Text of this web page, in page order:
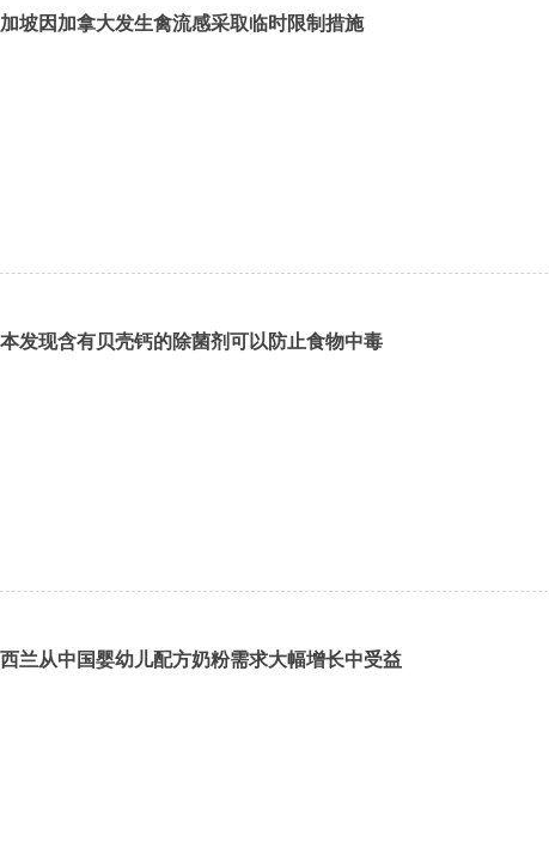
坡因加拿大发生禽流感采取临时限制措施
发现含有贝壳钙的除菌剂可以防止食物中毒
兰从中国婴幼儿配方奶粉需求大幅增长中受益